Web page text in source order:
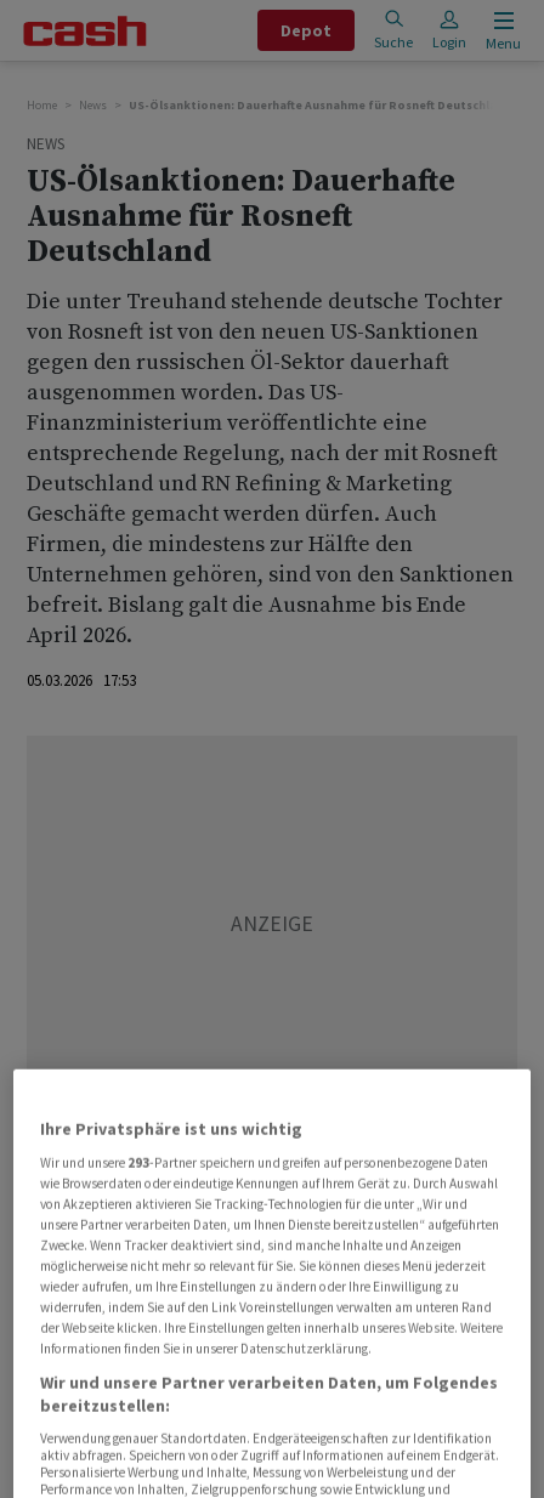
Depot
Suche Login Menu
Home News US-Ölsanktionen: Dauerhafte Ausnahme für Rosneft Deutschland
NEWS
US-Ölsanktionen: Dauerhafte
Ausnahme für Rosneft
Deutschland
Die unter Treuhand stehende deutsche Tochter
von Rosneft ist von den neuen US-Sanktionen
gegen den russischen Öl-Sektor dauerhaft
ausgenommen worden. Das US-
Finanzministerium veröffentlichte eine
entsprechende Regelung, nach der mit Rosneft
Deutschland und RN Refining & Marketing
Geschäfte gemacht werden dürfen. Auch
Firmen, die mindestens zur Hälfte den
Unternehmen gehören, sind von den Sanktionen
befreit. Bislang galt die Ausnahme bis Ende
April 2026.
05.03.2026 17:53
Bundeswirtschaftsministerin Katherina Reiche (CDU)
bezeichnet die Sonderregelung für Deutschland in
einer ersten Reaktion als «starkes Signal»: «Sie zeigt,
dass Deutschland und die Vereinigten Staaten auch in
komplexen geopolitischen Fragen eng abgestimmt
handeln und gemeinsam tragfähige Lösungen
ermöglichen.»
Zu Rosneft Deutschland gehört unter anderem die
Raffinerie PCK in Schwedt, die weite Teile des
Nordostens und Berlin mit Sprit, Heizöl und Kerosin
versorgt. Sie gehört zu 54 Prozent deutschen Töchtern
Ihre Privatsphäre ist uns wichtig
Wir und unsere 293-Partner speichern und greifen auf personenbezogene Daten
wie Browserdaten oder eindeutige Kennungen auf Ihrem Gerät zu. Durch Auswahl
von Akzeptieren aktivieren Sie Tracking-Technologien für die unter „Wir und
unsere Partner verarbeiten Daten, um Ihnen Dienste bereitzustellen“ aufgeführten
Zwecke. Wenn Tracker deaktiviert sind, sind manche Inhalte und Anzeigen
möglicherweise nicht mehr so relevant für Sie. Sie können dieses Menü jederzeit
wieder aufrufen, um Ihre Einstellungen zu ändern oder Ihre Einwilligung zu
widerrufen, indem Sie auf den Link Voreinstellungen verwalten am unteren Rand
der Webseite klicken. Ihre Einstellungen gelten innerhalb unseres Website. Weitere
Informationen finden Sie in unserer Datenschutzerklärung.
Wir und unsere Partner verarbeiten Daten, um Folgendes
bereitzustellen:
Verwendung genauer Standortdaten. Endgeräteeigenschaften zur Identifikation
aktiv abfragen. Speichern von oder Zugriff auf Informationen auf einem Endgerät.
Personalisierte Werbung und Inhalte, Messung von Werbeleistung und der
Performance von Inhalten, Zielgruppenforschung sowie Entwicklung und